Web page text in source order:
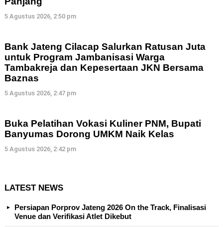
5 Agustus 2026, 2:50 pm
Bank Jateng Cilacap Salurkan Ratusan Juta
untuk Program Jambanisasi Warga
Tambakreja dan Kepesertaan JKN Bersama
Baznas
5 Agustus 2026, 2:47 pm
Buka Pelatihan Vokasi Kuliner PNM, Bupati
Banyumas Dorong UMKM Naik Kelas
5 Agustus 2026, 2:42 pm
LATEST NEWS
Persiapan Porprov Jateng 2026 On the Track, Finalisasi
Venue dan Verifikasi Atlet Dikebut